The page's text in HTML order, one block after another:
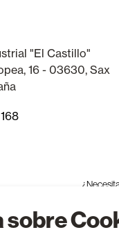
sobre
"El Castillo"
16 - 03630, Sax
de PVC